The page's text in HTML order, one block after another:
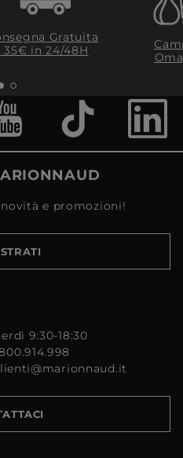
Gratuita
35€​ in 24/48H
e promozioni!
9:30-18:30